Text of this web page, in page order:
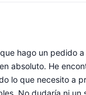
hago un pedido
absoluto. He
lo que necesito a